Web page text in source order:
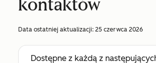
kontaktów
Data ostatniej aktualizacji: 25 czerwca 2026
Dostępne z każdą z